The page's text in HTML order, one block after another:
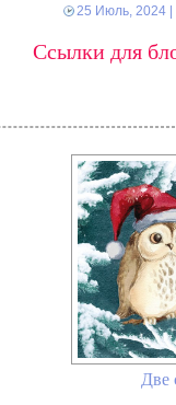
25 Июль, 2024|
Ссылки для
Две